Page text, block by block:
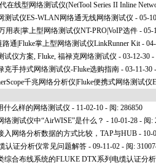
在线型网络测试仪(NetTool Series II Inline
测试仪ES-WLAN网络通无线网络测试仪 - 05-
用表|掌上型网络测试仪NT-PRO|VoIP选件 - 05-
路通|Fluke掌上型网络测试仪LinkRunner Kit- 04-
试仪方案, Fluke, 福禄克网络测试仪 - 03-12-30
克手持式网络测试仪-Fluke选购指南 - 03-11-30
千兆网络分析仪|Fluke便携式网络测试仪
什么样的网络测试仪 - 11-02-10 - 阅: 286850
络测试仪中“AirWISE”是什么？ - 10-01-28 - 阅:
入网络分析数据的方式比较，TAP与HUB - 10-
认证分析仪常见问题解答 - 09-11-02 - 阅:
综合布线系统的FLUKE DTX系列电缆认证分